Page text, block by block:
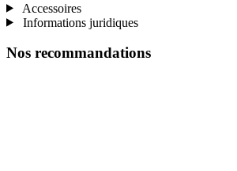
Accessoires
Informations juridiques
Nos recommandations